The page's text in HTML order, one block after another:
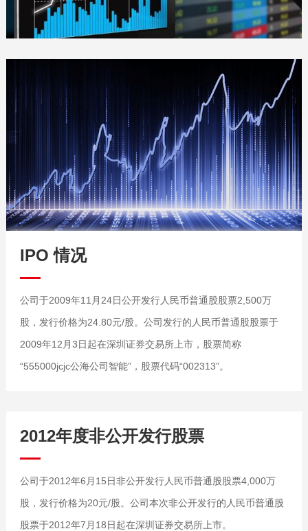
IPO 情况
公司于2009年11月24日公开发行人民币普通股股票2,500万
股，发行价格为24.80元/股。公司发行的人民币普通股股票于
2009年12月3日起在深圳证券交易所上市，股票简称
“555000jcjc公海公司智能”，股票代码“002313”。
2012年度非公开发行股票
公司于2012年6月15日非公开发行人民币普通股股票4,000万
股，发行价格为20元/股。公司本次非公开发行的人民币普通股
股票于2012年7月18日起在深圳证券交易所上市。